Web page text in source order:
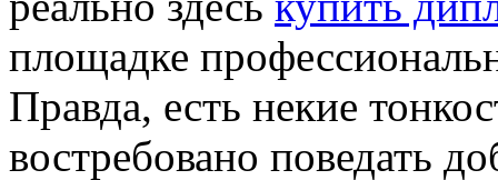
площадке
Правда, есть некие
востребовано поведать